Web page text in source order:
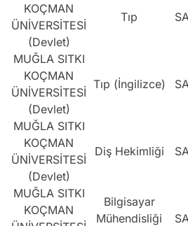
KOÇMAN
ÜNİVERSİTESİ
(Devlet)
Tıp
MUĞLA SITKI
KOÇMAN
ÜNİVERSİTESİ
(Devlet)
Tıp (İngilizce)
MUĞLA SITKI
KOÇMAN
ÜNİVERSİTESİ
(Devlet)
Diş Hekimliği
MUĞLA SITKI
KOÇMAN
Bilgisayar
Mühendisliği